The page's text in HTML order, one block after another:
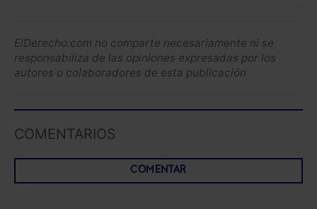
ElDerecho.com no comparte necesariamente ni se
responsabiliza de las opiniones expresadas por los
autores o colaboradores de esta publicación
COMENTARIOS
COMENTAR